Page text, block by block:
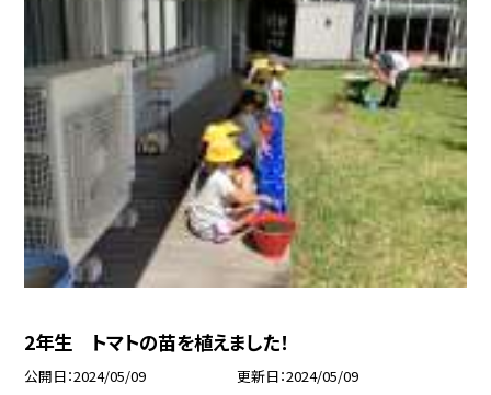
2年生 トマトの苗を植えました！
公開日 2024/05/09 更新日 2024/05/09